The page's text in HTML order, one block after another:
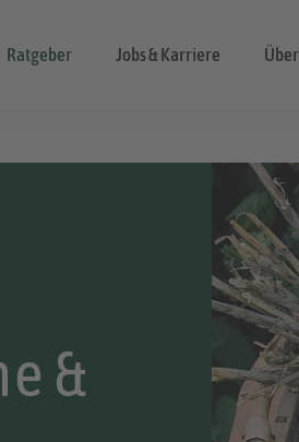
Ratgeber Jobs & Karriere
&